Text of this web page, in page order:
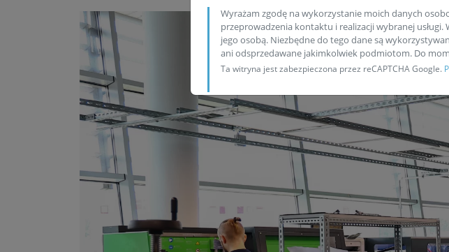
Wyrażam zgodę na wykorzystanie moich danych
przeprowadzenia kontaktu i realizacji wybranej
jego osobą. Niezbędne do tego dane są
ani odsprzedawane jakimkolwiek podmiotom. Do
Ta witryna jest zabezpieczona przez reCAPTCHA Google.